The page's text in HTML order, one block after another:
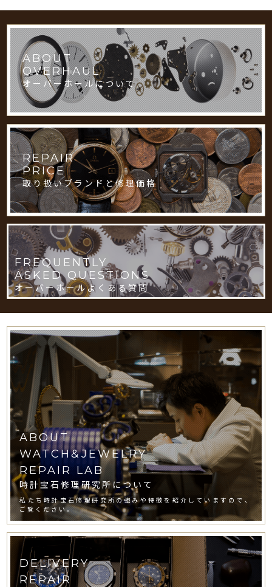
ABOUT
OVERHAUL
オーバーホールについて
REPAIR
PRICE
取り扱いブランドと修理価格
FREQUENTLY
ASKED QUESTIONS
オーバーホールよくある質問
ABOUT
WATCH&JEWELRY
REPAIR LAB
時計宝石修理研究所について
私たち時計宝石修理研究所の強みや特徴を紹介していますので、
ご覧ください。
DELIVERY
REPAIR